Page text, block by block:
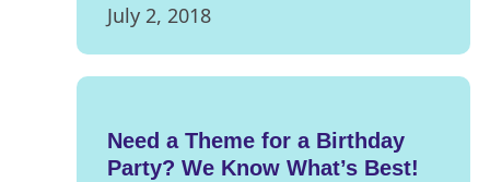
July 2, 2018
Need a Theme for a Birthday
Party? We Know What’s Best!